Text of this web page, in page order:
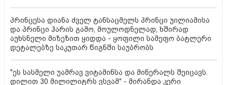
პრინცესა დიანა ძველ ტანსაცმელს პრინცი უილიამისა
და პრინცი ჰარის გამო, მოულოდნელად, ხშირად
აუხსნელი მიზეზით ყიდდა - ყოფილი სამეფო ბატლერი
დეტალებზე საკუთარ წიგნში საუბრობს
"ეს სასმელი უამრავ ვიტამინსა და მინერალს შეიცავს.
დილით 30 მილილიტრს ვსვამ" - მირანდა კერი